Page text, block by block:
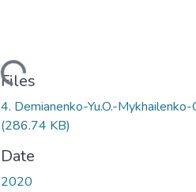
Loading...
Files
4. Demianenko-Yu.O.-Mykhailenko-
(286.74 KB)
Date
2020